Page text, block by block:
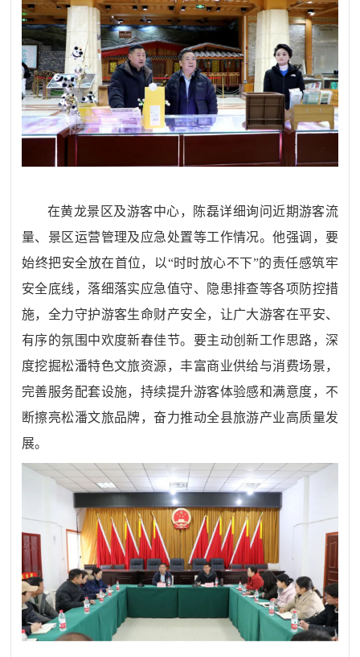
在黄龙景区及游客中心，陈磊详细询问近期游客流
量、景区运营管理及应急处置等工作情况。他强调，要
始终把安全放在首位，以“时时放心不下”的责任感筑牢
安全底线，落细落实应急值守、隐患排查等各项防控措
施，全力守护游客生命财产安全，让广大游客在平安、
有序的氛围中欢度新春佳节。要主动创新工作思路，深
度挖掘松潘特色文旅资源，丰富商业供给与消费场景，
完善服务配套设施，持续提升游客体验感和满意度，不
断擦亮松潘文旅品牌，奋力推动全县旅游产业高质量发
展。